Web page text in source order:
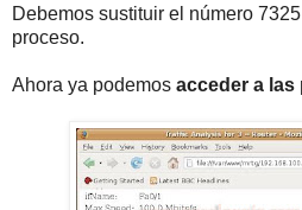
Debemos sustituir el número
proceso.
Ahora ya podemos acceder a las